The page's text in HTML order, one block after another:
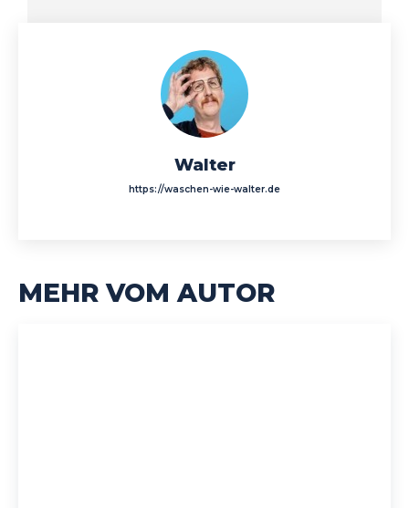
Walter
https://waschen-wie-walter.de
MEHR VOM AUTOR